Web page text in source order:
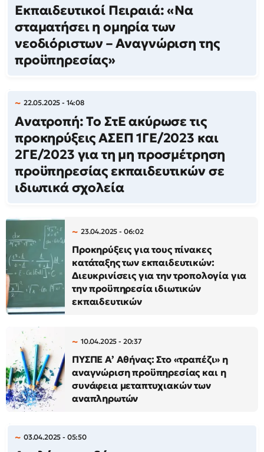
Εκπαιδευτικοί Πειραιά: «Να
σταματήσει η ομηρία των
νεοδιόριστων – Αναγνώριση της
προϋπηρεσίας»
22.05.2025 - 14:08
Ανατροπή: Το ΣτΕ ακύρωσε τις
προκηρύξεις ΑΣΕΠ 1ΓΕ/2023 και
2ΓΕ/2023 για τη μη προσμέτρηση
προϋπηρεσίας εκπαιδευτικών σε
ιδιωτικά σχολεία
23.04.2025 - 06:02
Προκηρύξεις για τους πίνακες
κατάταξης των εκπαιδευτικών:
Διευκρινίσεις για την τροπολογία για
την προϋπηρεσία ιδιωτικών
εκπαιδευτικών
10.04.2025 - 20:37
ΠΥΣΠΕ Α’ Αθήνας: Στο «τραπέζι» η
αναγνώριση προϋπηρεσίας και η
συνάφεια μεταπτυχιακών των
αναπληρωτών
03.04.2025 - 05:50